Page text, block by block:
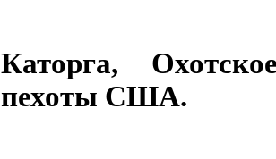
Каторга,
пехоты США.